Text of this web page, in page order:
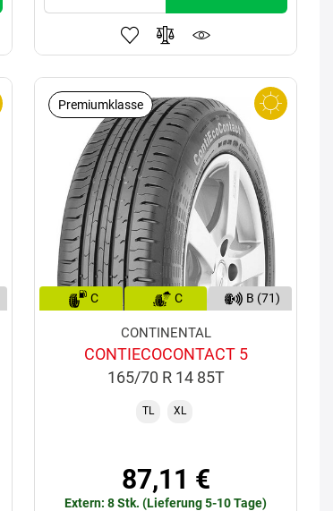
Premiumklasse
C C B (71)
CONTINENTAL
CONTIECOCONTACT 5
165/70 R 14 85T
TL XL
87,11 €
Extern: 8 Stk. (Lieferung 5-10 Tage)